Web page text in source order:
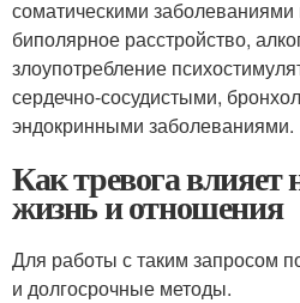
соматическими заболеваниями
биполярное расстройство,
злоупотребление
сердечно-сосудистыми,
эндокринными заболеваниями.
Как тревога влияет
жизнь и отношения
Для работы с таким запросом
и долгосрочные методы.